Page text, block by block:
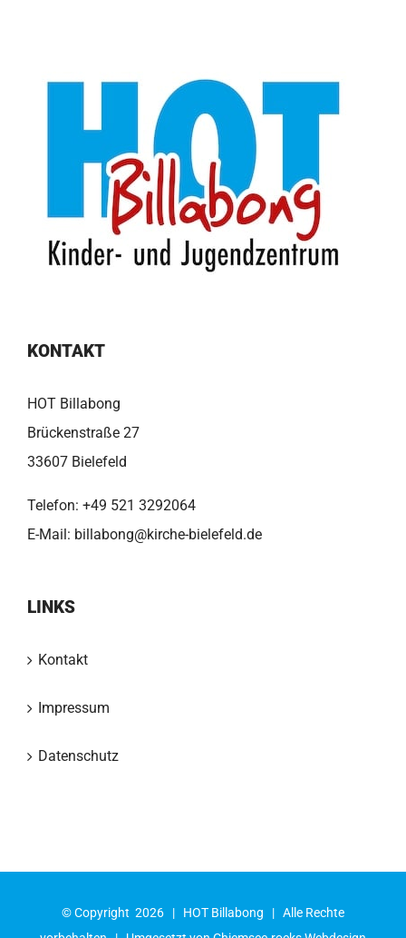
KONTAKT
HOT Billabong
Brückenstraße 27
33607 Bielefeld
Telefon: +49 521 3292064
E-Mail: billabong@kirche-bielefeld.de
LINKS
Kontakt
Impressum
Datenschutz
© Copyright 2026 | HOT Billabong | Alle Rechte